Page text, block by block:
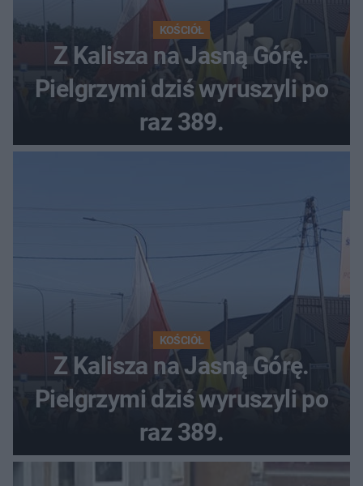
KOŚCIÓŁ
Z Kalisza na Jasną Górę.
Pielgrzymi dziś wyruszyli po
raz 389.
KOŚCIÓŁ
Z Kalisza na Jasną Górę.
Pielgrzymi dziś wyruszyli po
raz 389.